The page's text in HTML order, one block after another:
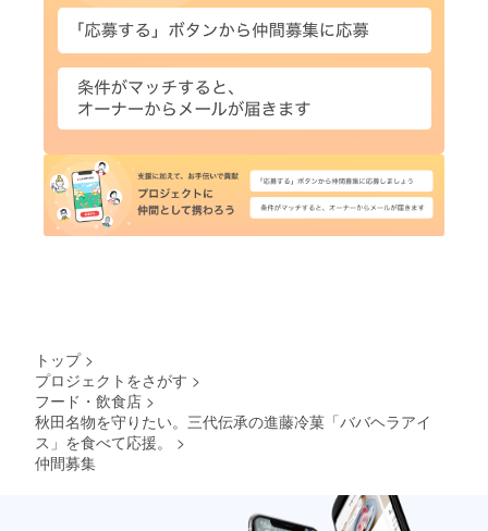
トップ >
プロジェクトをさがす >
フード・飲食店 >
秋田名物を守りたい。三代伝承の進藤冷菓「ババヘラアイ
ス」を食べて応援。
>
仲間募集